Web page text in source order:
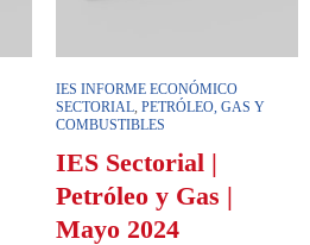
IES INFORME ECONÓMICO
SECTORIAL, PETRÓLEO, GAS Y
COMBUSTIBLES
IES Sectorial |
Petróleo y Gas |
Mayo 2024